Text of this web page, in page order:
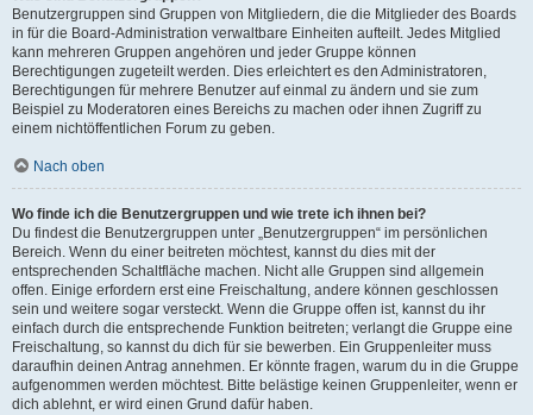
Benutzergruppen sind Gruppen von Mitgliedern, die die Mitglieder des Boards
in für die Board-Administration verwaltbare Einheiten aufteilt. Jedes Mitglied
kann mehreren Gruppen angehören und jeder Gruppe können
Berechtigungen zugeteilt werden. Dies erleichtert es den Administratoren,
Berechtigungen für mehrere Benutzer auf einmal zu ändern und sie zum
Beispiel zu Moderatoren eines Bereichs zu machen oder ihnen Zugriff zu
einem nichtöffentlichen Forum zu geben.
Nach oben
Wo finde ich die Benutzergruppen und wie trete ich ihnen bei?
Du findest die Benutzergruppen unter „Benutzergruppen“ im persönlichen
Bereich. Wenn du einer beitreten möchtest, kannst du dies mit der
entsprechenden Schaltfläche machen. Nicht alle Gruppen sind allgemein
offen. Einige erfordern erst eine Freischaltung, andere können geschlossen
sein und weitere sogar versteckt. Wenn die Gruppe offen ist, kannst du ihr
einfach durch die entsprechende Funktion beitreten; verlangt die Gruppe eine
Freischaltung, so kannst du dich für sie bewerben. Ein Gruppenleiter muss
daraufhin deinen Antrag annehmen. Er könnte fragen, warum du in die Gruppe
aufgenommen werden möchtest. Bitte belästige keinen Gruppenleiter, wenn er
dich ablehnt, er wird einen Grund dafür haben.